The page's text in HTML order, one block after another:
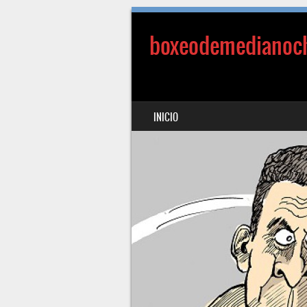
MENÚ
SALTAR AL CONTENIDO
INICIO